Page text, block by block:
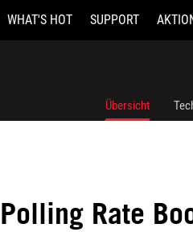
WHAT'S HOT SUPPORT
Übersicht
Polling Rate